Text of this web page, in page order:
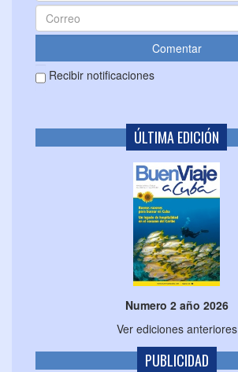
Recibir notificaciones
ÚLTIMA EDICIÓN
Numero 2 año 2026
Ver ediciones anteriores
PUBLICIDAD